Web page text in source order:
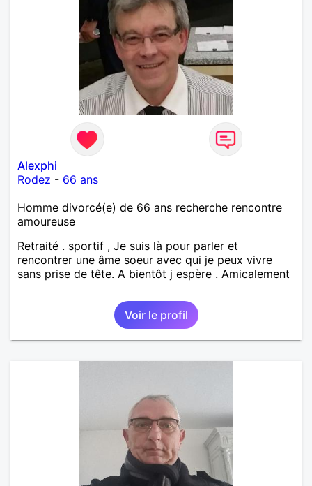
Alexphi
Rodez - 66 ans
Homme divorcé(e) de 66 ans recherche rencontre
amoureuse
Retraité . sportif , Je suis là pour parler et
rencontrer une âme soeur avec qui je peux vivre
sans prise de tête. A bientôt j espère . Amicalement
Voir le profil